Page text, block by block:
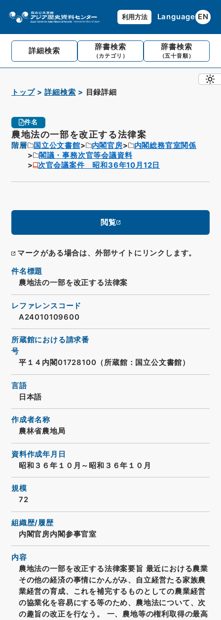
利用方法 Language EN
詳細検索 辞書検索
（カテゴリ）
辞書検索
（五十音順）
トップ 詳細検索 目録詳細
件名
農地法の一部を改正する法律案
階層 国立公文書館 内閣官房
内閣総務官室関係
閣議・事務次官等会議資料
次官会議案件 昭和36年10月12日
閲覧
マークがある場合は、外部サイトにリンクします。
件名標題
農地法の一部を改正する法律案
レファレンスコード
A24010109600
所蔵館における請求番
号
平１４内閣01728100（所蔵館：国立公文書館）
言語
日本語
作成者名称
農林省農地局
資料作成年月日
昭和３６年１０月～昭和３６年１０月
規模
72
組織歴/履歴
内閣官房内閣参事官室
内容
農地法の一部を改正する法律案要旨 最近における農業
その他の経済の事情にかんがみ、自立経営たる家族農
業経営の育成、これを補完するものとしての農業経営
の協業化を容易にする等のため、農地法について、次
の趣旨の改正を行なう。 一、農地等の権利取得の最高